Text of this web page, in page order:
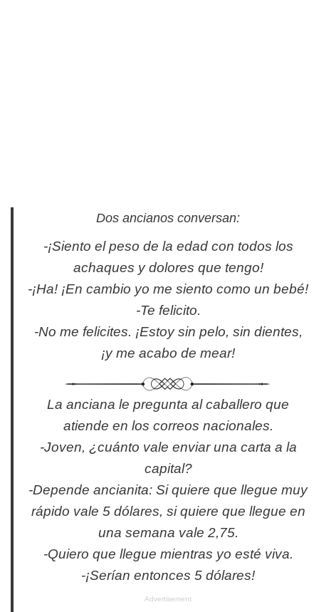
Dos ancianos conversan:
-¡Siento el peso de la edad con todos los
achaques y dolores que tengo!
-¡Ha! ¡En cambio yo me siento como un bebé!
-Te felicito.
-No me felicites. ¡Estoy sin pelo, sin dientes,
¡y me acabo de mear!
La anciana le pregunta al caballero que
atiende en los correos nacionales.
-Joven, ¿cuánto vale enviar una carta a la
capital?
-Depende ancianita: Si quiere que llegue muy
rápido vale 5 dólares, si quiere que llegue en
una semana vale 2,75.
-Quiero que llegue mientras yo esté viva.
-¡Serían entonces 5 dólares!
Advertisement